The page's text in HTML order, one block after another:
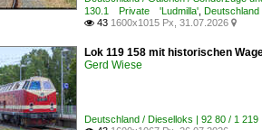
130.1 Private 'Ludmilla'
 43 1600x1015 Px, 31.07.2026 
Lok 119 158 mit historischen
Gerd Wiese
Deutschland / Dieselloks | 92 80 / 1